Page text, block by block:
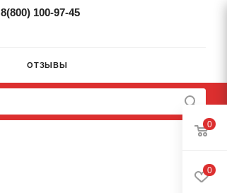
8(800) 100-97-45
ОТЗЫВЫ
0
0